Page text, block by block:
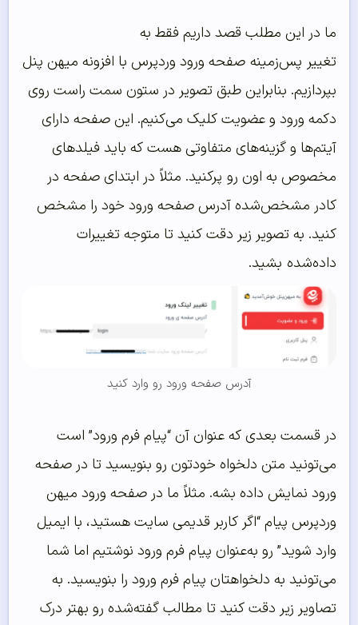
ما در این مطلب قصد داریم فقط به
تغییر پس‌زمینه صفحه ورود وردپرس با افزونه میهن پنل
بپردازیم. بنابراین طبق تصویر در ستون سمت راست‌ روی
دکمه ورود و عضویت کلیک می‌کنیم. این صفحه دارای
آیتم‌ها و گزینه‌های متفاوتی هست که باید فیلدهای
مخصوص به اون رو پرکنید. مثلاً در ابتدای صفحه در
کادر مشخص‌شده آدرس صفحه ورود خود را مشخص
کنید. به تصویر زیر دقت کنید تا متوجه تغییرات
داده‌شده بشید.
آدرس صفحه ورود رو وارد کنید
در قسمت بعدی که عنوان آن “پیام فرم ورود” است
می‌تونید متن دلخواه خودتون رو بنویسید تا در صفحه
ورود نمایش داده بشه. مثلاً ما در صفحه ورود میهن
وردپرس پیام “اگر کاربر قدیمی سایت هستید، با ایمیل
وارد شوید” رو به‌عنوان پیام فرم ورود نوشتیم اما شما
می‌تونید به دلخواهتان پیام فرم ورود را بنویسید. به
تصاویر زیر دقت کنید تا مطالب گفته‌شده رو بهتر درک